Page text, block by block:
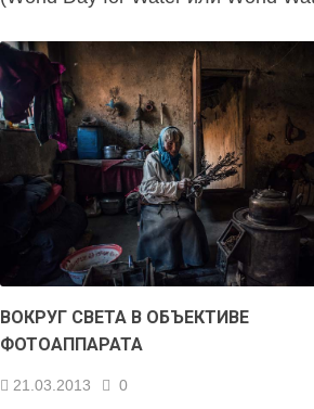
ВОКРУГ СВЕТА В ОБЪЕКТИВЕ
ФОТОАППАРАТА
21.03.2013 0